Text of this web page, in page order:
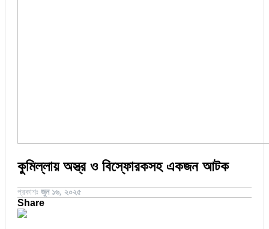
কুমিল্লায় অস্ত্র ও বিস্ফোরকসহ একজন আটক
প্রকাশঃ জুন ১৬, ২০২৫
Share